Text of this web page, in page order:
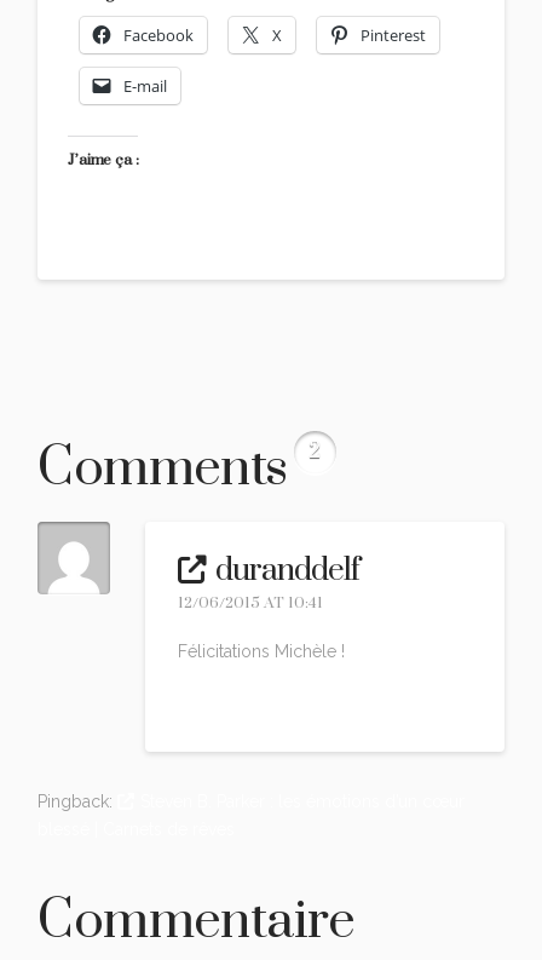
Facebook X Pinterest
E-mail
J’aime ça :
Comments 2
duranddelf
12/06/2015 AT 10:41
Félicitations Michèle !
Pingback:
Commentaire